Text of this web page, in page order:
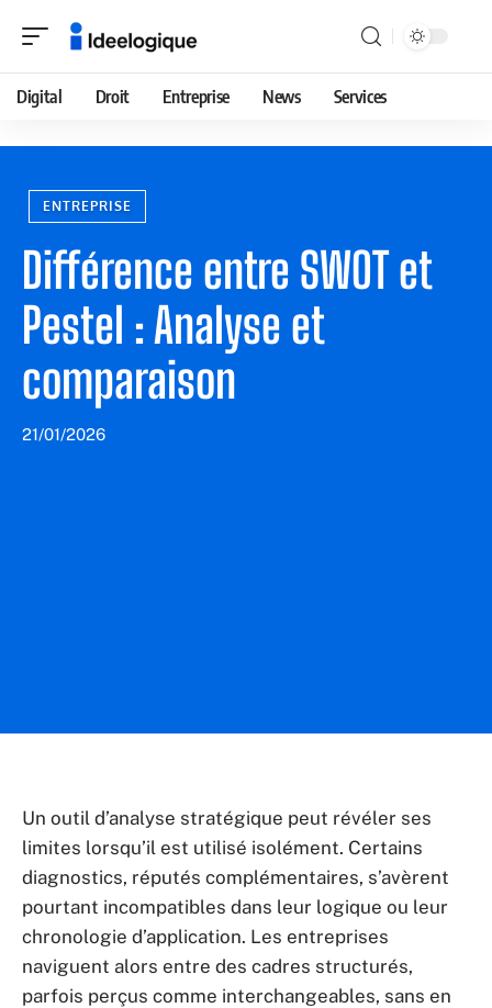
Digital Droit Entreprise News Services
ENTREPRISE
Différence entre SWOT et
Pestel : Analyse et
comparaison
21/01/2026
Un outil d’analyse stratégique peut révéler ses
limites lorsqu’il est utilisé isolément. Certains
diagnostics, réputés complémentaires, s’avèrent
pourtant incompatibles dans leur logique ou leur
chronologie d’application. Les entreprises
naviguent alors entre des cadres structurés,
parfois perçus comme interchangeables, sans en